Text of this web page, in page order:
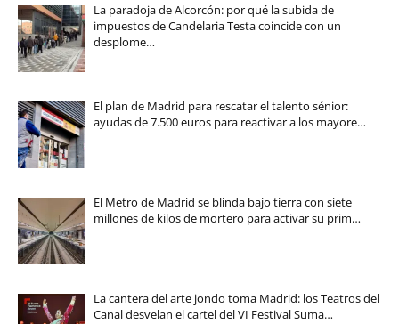
La paradoja de Alcorcón: por qué la subida de
impuestos de Candelaria Testa coincide con un
desplome…
El plan de Madrid para rescatar el talento sénior:
ayudas de 7.500 euros para reactivar a los mayore…
El Metro de Madrid se blinda bajo tierra con siete
millones de kilos de mortero para activar su prim…
La cantera del arte jondo toma Madrid: los Teatros del
Canal desvelan el cartel del VI Festival Suma…